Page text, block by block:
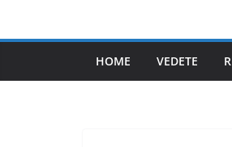
HOME VEDETE